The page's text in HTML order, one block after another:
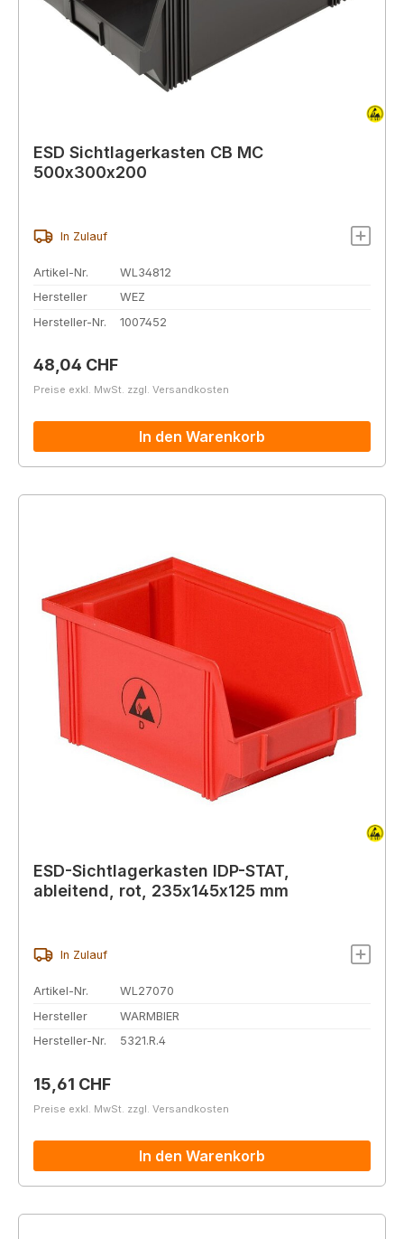
ESD Sichtlagerkasten CB MC
500x300x200
In Zulauf
Artikel-Nr.
WL34812
Hersteller
WEZ
Hersteller-Nr.
1007452
Regulärer Preis:
48,04 CHF
Preise exkl. MwSt. zzgl. Versandkosten
In den Warenkorb
ESD-Sichtlagerkasten IDP-STAT,
ableitend, rot, 235x145x125 mm
In Zulauf
Artikel-Nr.
WL27070
Hersteller
WARMBIER
Hersteller-Nr.
5321.R.4
Regulärer Preis:
15,61 CHF
Preise exkl. MwSt. zzgl. Versandkosten
In den Warenkorb